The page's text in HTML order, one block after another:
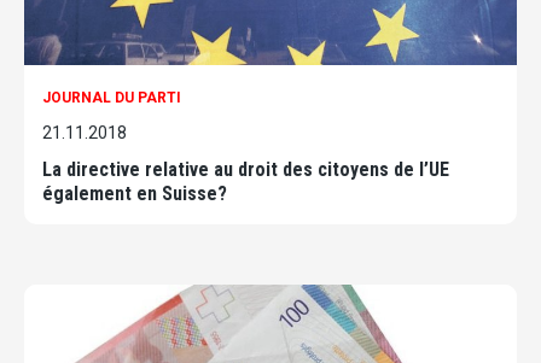
JOURNAL DU PARTI
21.11.2018
La directive relative au droit des citoy­ens de l’UE
également en Suisse?